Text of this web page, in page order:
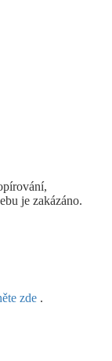
je zakázáno.
zde.